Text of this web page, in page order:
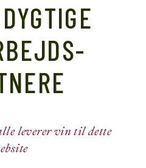
leverer vin til dette